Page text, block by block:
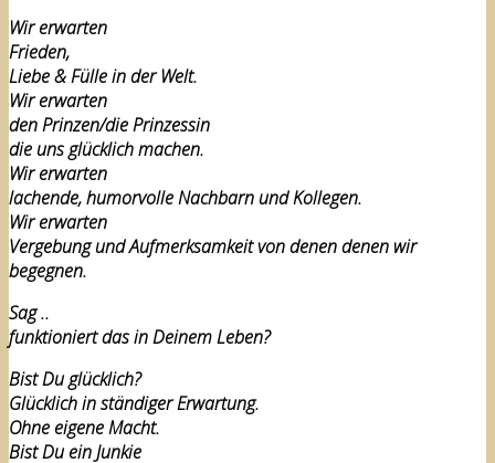
Wir erwarten
Frieden,
Liebe & Fülle in der Welt.
Wir erwarten
den Prinzen/die Prinzessin
die uns glücklich machen.
Wir erwarten
lachende, humorvolle Nachbarn und Kollegen.
Wir erwarten
Vergebung und Aufmerksamkeit von denen denen wir
begegnen.
Sag ..
funktioniert das in Deinem Leben?
Bist Du glücklich?
Glücklich in ständiger Erwartung.
Ohne eigene Macht.
Bist Du ein Junkie